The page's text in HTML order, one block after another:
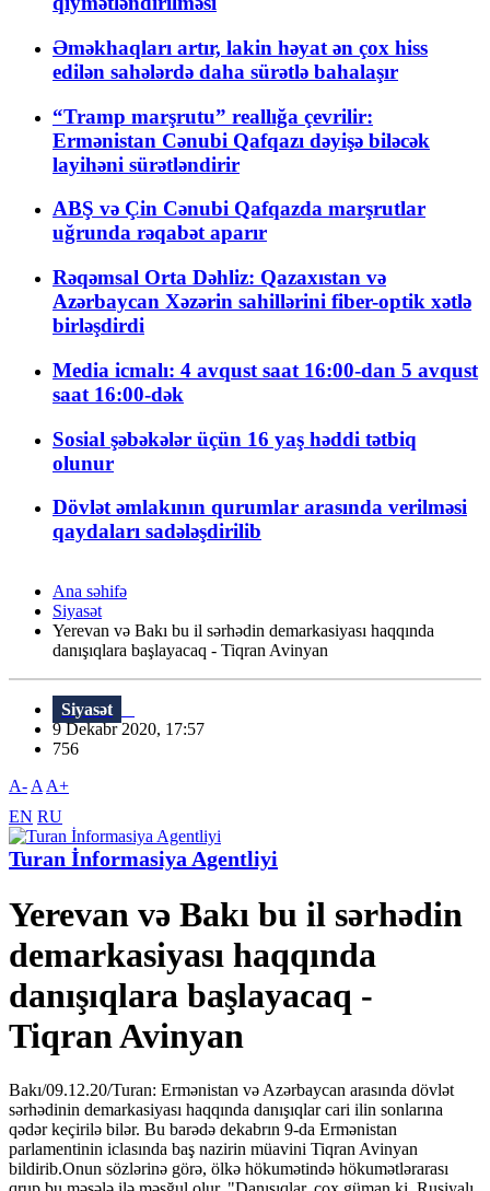
Əməkhaqları artır, lakin həyat ən çox hiss
edilən sahələrdə daha sürətlə bahalaşır
“Tramp marşrutu” reallığa çevrilir:
Ermənistan Cənubi Qafqazı dəyişə biləcək
layihəni sürətləndirir
ABŞ və Çin Cənubi Qafqazda marşrutlar
uğrunda rəqabət aparır
Rəqəmsal Orta Dəhliz: Qazaxıstan və
Azərbaycan Xəzərin sahillərini fiber-optik xətlə
birləşdirdi
Media icmalı: 4 avqust saat 16:00-dan 5 avqust
saat 16:00-dək
Sosial şəbəkələr üçün 16 yaş həddi tətbiq
olunur
Dövlət əmlakının qurumlar arasında verilməsi
qaydaları sadələşdirilib
Ana səhifə
Siyasət
Yerevan və Bakı bu il sərhədin demarkasiyası haqqında
danışıqlara başlayacaq - Tiqran Avinyan
Siyasət
9 Dekabr 2020, 17:57
756
A- A A+
EN RU
Turan İnformasiya Agentliyi
Yerevan və Bakı bu il sərhədin
demarkasiyası haqqında
danışıqlara başlayacaq -
Tiqran Avinyan
Bakı/09.12.20/Turan: Ermənistan və Azərbaycan arasında dövlət
sərhədinin demarkasiyası haqqında danışıqlar cari ilin sonlarına
qədər keçirilə bilər. Bu barədə dekabrın 9-da Ermənistan
parlamentinin iclasında baş nazirin müavini Tiqran Avinyan
bildirib.Onun sözlərinə görə, ölkə hökumətində hökumətlərarası